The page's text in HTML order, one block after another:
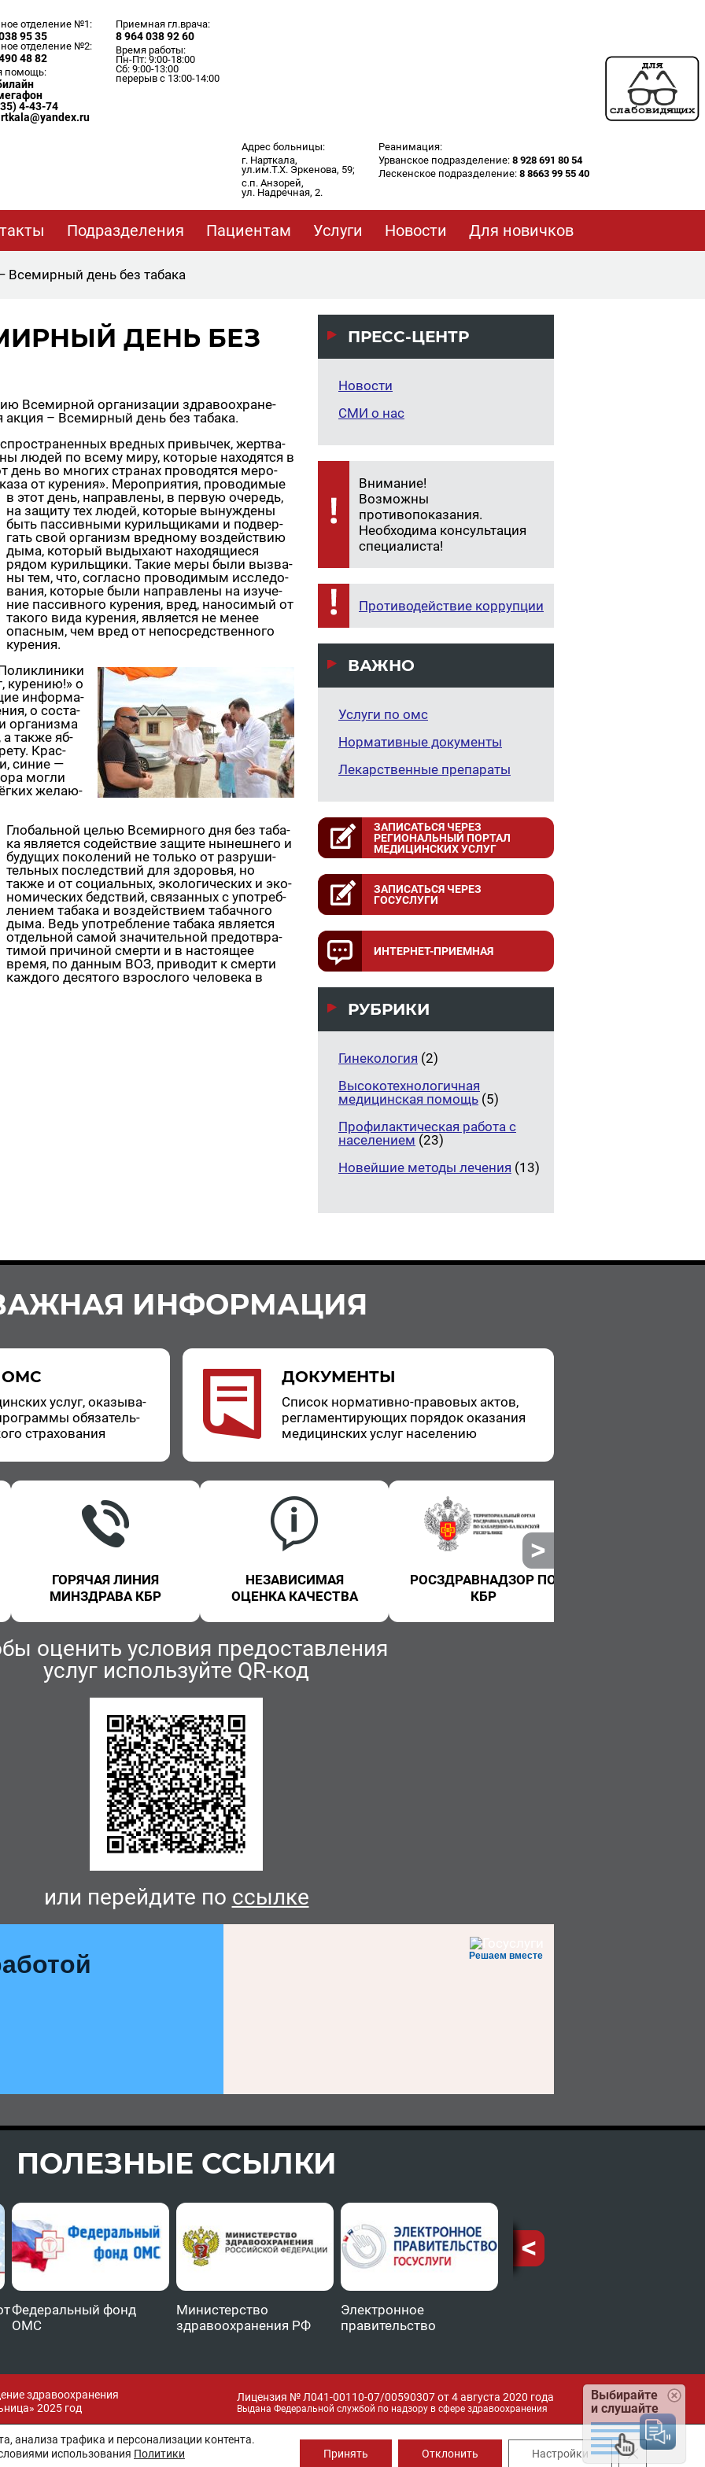
отделение №1:
95 35
отделение №2:
48 82
помощь:
4-43-74
Приемная гл.врача:
8 964 038 92 60
Время работы:
Пн-Пт: 9:00-18:00
Сб: 9:00-13:00
перерыв с 13:00-14:00
Адрес больницы:
г. Нарткала,
ул.им.Т.Х. Эркенова, 59;
с.п. Анзорей,
ул. Надречная, 2.
Реанимация:
Урванское подразделение: 8 928 691 80 54
Лескенское подразделение: 8 8663 99 55 40
Подразделения Пациентам Услуги Новости Для новичков
Всемирный день без табака
ДЕНЬ БЕЗ
Все­мир­ной ор­га­ни­за­ции здра­во­охра­не­
– Все­мир­ный день без та­ба­ка.
вред­ных при­вы­чек, жерт­ва­
людей по всему миру, ко­то­рые на­хо­дят­ся в
день во мно­гих стра­нах про­во­дят­ся ме­ро­
от ку­ре­ния». Ме­ро­при­я­тия, про­во­ди­мые
в этот день, на­прав­ле­ны, в первую оче­редь,
на за­щи­ту тех людей, ко­то­рые вы­нуж­де­ны
быть пас­сив­ны­ми ку­риль­щи­ка­ми и под­вер­
гать свой ор­га­низм вред­но­му воз­дей­ствию
дыма, ко­то­рый вы­ды­ха­ют на­хо­дя­щи­е­ся
рядом ку­риль­щи­ки. Такие меры были вы­зва­
ны тем, что, со­глас­но про­во­ди­мым ис­сле­до­
ва­ния, ко­то­рые были на­прав­ле­ны на изу­че­
ние пас­сив­но­го ку­ре­ния, вред, на­но­си­мый от
та­ко­го вида ку­ре­ния, яв­ля­ет­ся не менее
опас­ным, чем вред от непо­сред­ствен­но­го
ку­ре­ния.
ку­ре­нию!» о
ин­фор­ма­
о со­ста­
ор­га­низ­ма
а также яб­
Крас­
синие —
могли
же­ла­ю­
Гло­баль­ной целью Все­мир­но­го дня без та­ба­
ка яв­ля­ет­ся со­дей­ствие за­щи­те ны­неш­не­го и
бу­ду­щих по­ко­ле­ний не толь­ко от раз­ру­ши­
тель­ных по­след­ствий для здо­ро­вья, но
также и от со­ци­аль­ных, эко­ло­ги­че­ских и эко­
но­ми­че­ских бед­ствий, свя­зан­ных с упо­треб­
ле­ни­ем та­ба­ка и воз­дей­стви­ем та­бач­но­го
дыма. Ведь упо­треб­ле­ние та­ба­ка яв­ля­ет­ся
от­дель­ной самой зна­чи­тель­ной предот­вра­
ти­мой при­чи­ной смер­ти и в на­сто­я­щее
время, по дан­ным ВОЗ, при­во­дит к смер­ти
каж­до­го де­ся­то­го взрос­ло­го че­ло­ве­ка в
ПРЕСС-ЦЕНТР
Новости
СМИ о нас
Внимание!
Возможны
противопоказания.
Необходима консультация
специалиста!
Противодействие коррупции
ВАЖНО
Услуги по омс
Нормативные документы
Лекарственные препараты
ЗАПИСАТЬСЯ ЧЕРЕЗ
РЕГИОНАЛЬНЫЙ ПОРТАЛ
МЕДИЦИНСКИХ УСЛУГ
ЗАПИСАТЬСЯ ЧЕРЕЗ
ГОСУСЛУГИ
ИНТЕРНЕТ-ПРИЕМНАЯ
РУБРИКИ
Гинекология (2)
Высокотехнологичная
медицинская помощь (5)
Профилактическая работа с
населением (23)
Новейшие методы лечения (13)
ИНФОРМАЦИЯ
ОМС
услуг, ока­зы­ва­
обя­за­тель­
стра­хо­ва­ния
ДОКУМЕНТЫ
Спи­сок нор­ма­тив­но-пра­во­вых актов,
ре­гла­мен­ти­ру­ю­щих по­ря­док ока­за­ния
ме­ди­цин­ских услуг на­се­ле­нию
ГОРЯЧАЯ ЛИНИЯ
МИНЗДРАВА КБР
НЕЗАВИСИМАЯ
ОЦЕНКА КАЧЕСТВА
РОСЗДРАВНАДЗОР ПО
КБР
оценить условия предоставления
услуг используйте QR-код
или перейдите по ссылке
Решаем вместе
ПОЛЕЗНЫЕ ССЫЛКИ
Федеральный фонд
ОМС
Министерство
здравоохранения РФ
Электронное
правительство
здравоохранения
2025 год
Лицензия № Л041-00110-07/00590307 от 4 августа 2020 года
Выдана Федеральной службой по надзору в сфере здравоохранения
анализа трафика и персонализации контента.
использования Политики
Принять Отклонить Настройки Закрыть
Выбирайте
и слушайте